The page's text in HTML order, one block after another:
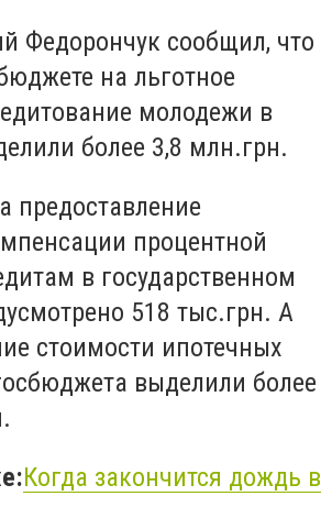
Федорончук сообщил, что
на льготное
молодежи в
более 3,8 млн.грн.
предоставление
процентной
в государственном
518 тыс.грн. А
стоимости ипотечных
выделили более
Когда закончится дождь в